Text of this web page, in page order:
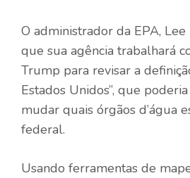
O administrador da EPA,
que sua agência trabalhará
Trump para revisar a
Estados Unidos”, que
mudar quais órgãos d’água
federal.
Usando ferramentas de